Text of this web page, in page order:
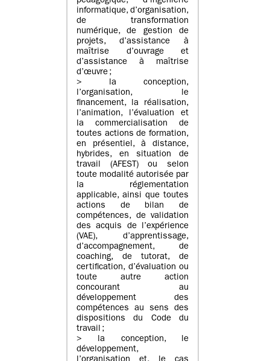
informatique, d’organisation,
de transformation
numérique, de gestion de
projets, d’assistance à
maîtrise d’ouvrage et
d’assistance à maîtrise
d’œuvre ;
> la conception,
l’organisation, le
financement, la réalisation,
l’animation, l’évaluation et
la commercialisation de
toutes actions de formation,
en présentiel, à distance,
hybrides, en situation de
travail (AFEST) ou selon
toute modalité autorisée par
la réglementation
applicable, ainsi que toutes
actions de bilan de
compétences, de validation
des acquis de l’expérience
(VAE), d’apprentissage,
d’accompagnement, de
coaching, de tutorat, de
certification, d’évaluation ou
toute autre action
concourant au
développement des
compétences au sens des
dispositions du Code du
travail ;
> la conception, le
développement,